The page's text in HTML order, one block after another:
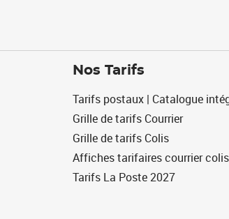
Nos Tarifs
Tarifs postaux | Catalogue
Grille de tarifs Courrier
Grille de tarifs Colis
Affiches tarifaires courrier colis
Tarifs La Poste 2027